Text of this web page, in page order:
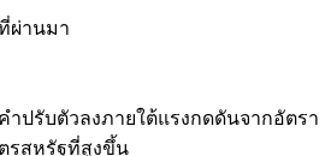
ผ่านมา
ำปรับตัวลงภายใต้แรงกดดันจากอัตรา
รสหรัฐที่สูงขึ้น